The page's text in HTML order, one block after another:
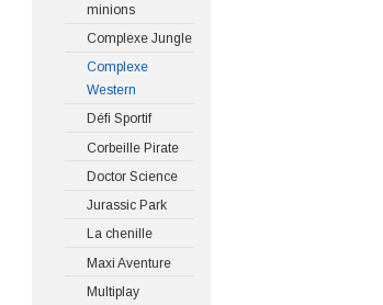
minions
Complexe Jungle
Complexe
Western
Défi Sportif
Corbeille Pirate
Doctor Science
Jurassic Park
La chenille
Maxi Aventure
Multiplay